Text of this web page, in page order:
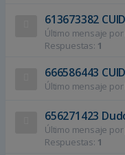
613673382
Último mensaje por
Respuestas: 1
666586443
Último mensaje por
656271423
Último mensaje por
Respuestas: 1